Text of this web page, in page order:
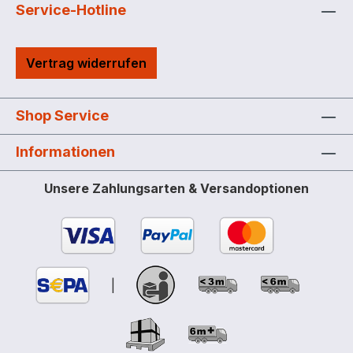
Service-Hotline
Vertrag widerrufen
Shop Service
Informationen
Unsere Zahlungsarten & Versandoptionen